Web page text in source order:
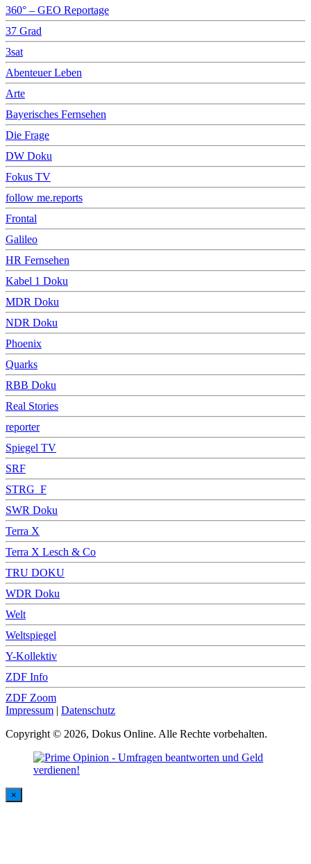
360° – GEO Reportage
37 Grad
3sat
Abenteuer Leben
Arte
Bayerisches Fernsehen
Die Frage
DW Doku
Fokus TV
follow me.reports
Frontal
Galileo
HR Fernsehen
Kabel 1 Doku
MDR Doku
NDR Doku
Phoenix
Quarks
RBB Doku
Real Stories
reporter
Spiegel TV
SRF
STRG_F
SWR Doku
Terra X
Terra X Lesch & Co
TRU DOKU
WDR Doku
Welt
Weltspiegel
Y-Kollektiv
ZDF Info
ZDF Zoom
Impressum | Datenschutz
Copyright © 2026, Dokus Online. Alle Rechte vorbehalten.
×